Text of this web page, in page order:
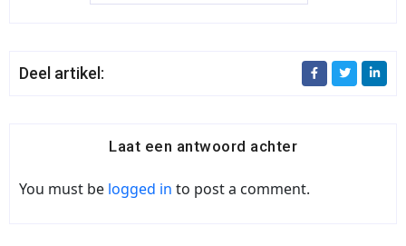
Deel artikel:
Laat een antwoord achter
You must be logged in to post a comment.